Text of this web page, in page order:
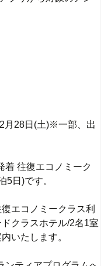
月28日(土)※一部、出
着 往復エコノミーク
5日)です。
エコノミークラス利
クラスホテル/2名1室
いたします。